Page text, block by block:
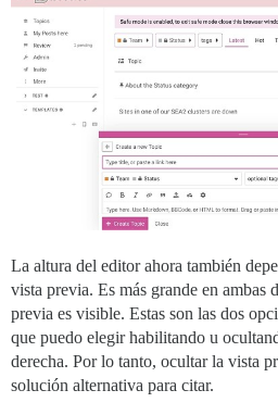
La altura del editor ahora también
vista previa. Es más grande en ambas
previa es visible. Estas son las dos
que puedo elegir habilitando u
derecha. Por lo tanto, ocultar la vista
solución alternativa para citar.